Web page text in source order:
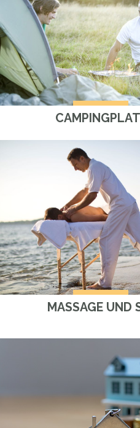
MASSAGE UND